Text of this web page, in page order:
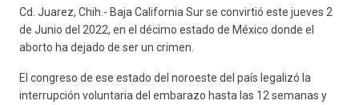
Cd. Juarez, Chih.- Baja California Sur se convirtió este jueves 2
de Junio del 2022, en el décimo estado de México donde el
aborto ha dejado de ser un crimen.
El congreso de ese estado del noroeste del país legalizó la
interrupción voluntaria del embarazo hasta las 12 semanas y